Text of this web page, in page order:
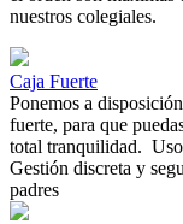
nuestros colegiales.
Caja Fuerte
Ponemos a disposición
fuerte, para que
total tranquilidad. Uso
Gestión discreta y
padres